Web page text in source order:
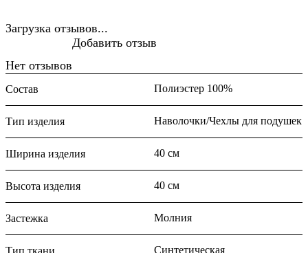
Загрузка отзывов...
Нет отзывов
Добавить отзыв
Состав Полиэстер 100%
Тип изделия Наволочки/Чехлы для подушек
Ширина изделия 40 см
Высота изделия 40 см
Застежка Молния
Тип ткани Синтетическая